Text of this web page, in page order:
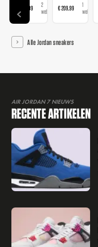
€ 139,99
2
webshops € 209,99
1
webshop
Alle Jordan sneakers
AIR JORDAN 7 NIEUWS
RECENTE ARTIKELEN